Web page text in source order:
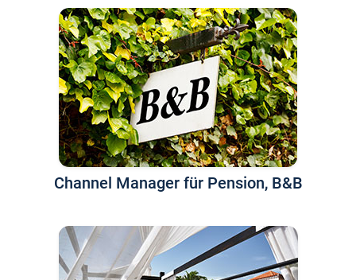
Channel Manager für Pension, B&B